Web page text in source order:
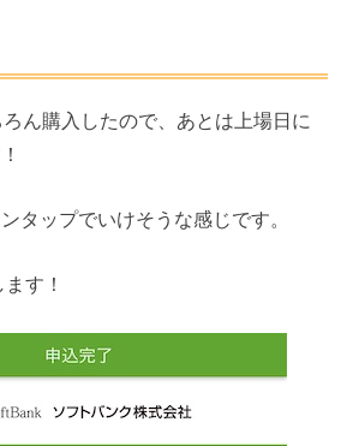
ん購入したので、あとは上場日に
タップでいけそうな感じです。
す！